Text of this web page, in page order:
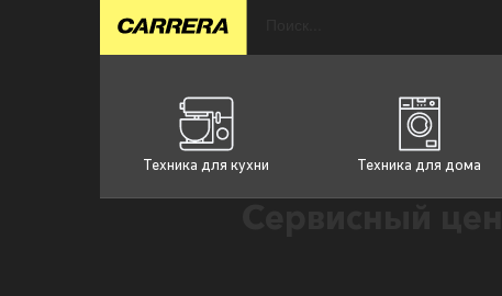
Техника для кухни Техника для дома